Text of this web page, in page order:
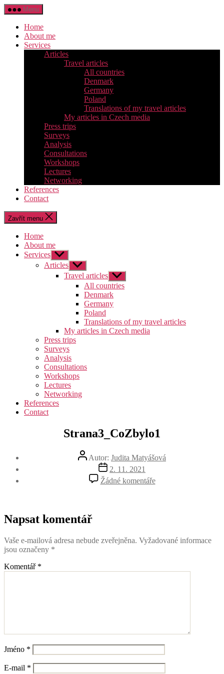
Přejít
k
obsahu
Menu
Home
About me
Services
Articles
Travel articles
All countries
Denmark
Germany
Poland
Translations of my travel articles
My articles in Czech media
Press trips
Surveys
Analysis
Consultations
Workshops
Lectures
Networking
References
Contact
Zavřít menu
Home
About me
Services Zobrazit
podmenu
Articles Zobrazit
podmenu
Travel articles Zobrazit
podmenu
All countries
Denmark
Germany
Poland
Translations of my travel articles
My articles in Czech media
Press trips
Surveys
Analysis
Consultations
Workshops
Lectures
Networking
References
Contact
Strana3_CoZbylo1
Autor
příspěvku
Autor: Judita Matyášová
Datum
příspěvku
2. 11. 2021
Žádné komentářeu
textu
Napsat komentář
Vaše e-mailová adresa nebude zveřejněna. Vyžadované informace
jsou označeny *
Komentář *
Jméno *
E-mail *